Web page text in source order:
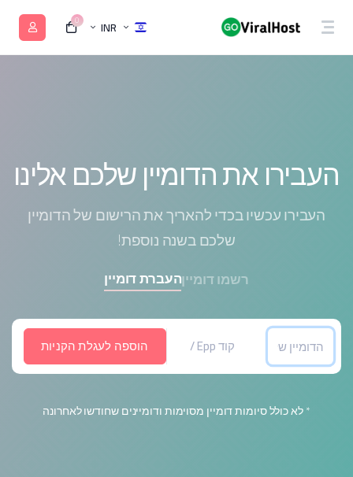
INR
0
העבירו את הדומיין שלכם אלינו
העבירו עכשיו בכדי להאריך את הרישום של הדומיין
שלכם בשנה נוספת!
רשמו דומייןהעברת דומיין
הוספה לעגלת הקניות
* לא כולל סיומות דומיין מסוימות ודומיינים שחודשו לאחרונה